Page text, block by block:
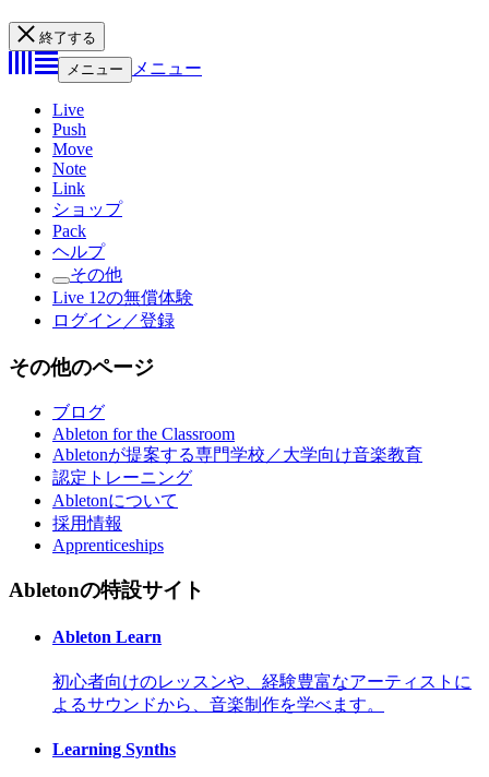
終了する
メニュー
メニュー
Live
Push
Move
Note
Link
ショップ
Pack
ヘルプ
その他
Live 12の無償体験
ログイン／登録
その他のページ
ブログ
Ableton for the Classroom
Abletonが提案する専門学校／大学向け音楽教育
認定トレーニング
Abletonについて
採用情報
Apprenticeships
Abletonの特設サイト
Ableton Learn
初心者向けのレッスンや、経験豊富なアーティストに
よるサウンドから、音楽制作を学べます。
Learning Synths